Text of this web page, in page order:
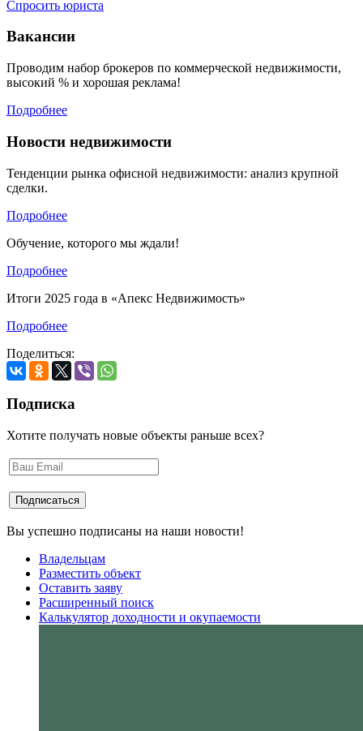
Спросить юриста
Вакансии
Проводим набор брокеров по коммерческой недвижимости,
высокий % и хорошая реклама!
Подробнее
Новости недвижимости
Тенденции рынка офисной недвижимости: анализ крупной
сделки.
Подробнее
Обучение, которого мы ждали!
Подробнее
Итоги 2025 года в «Апекс Недвижимость»
Подробнее
Поделиться:
Подписка
Хотите получать новые объекты раньше всех?
Вы успешно подписаны на наши новости!
Владельцам
Разместить объект
Оставить заяву
Расширенный поиск
Калькулятор доходности и окупаемости